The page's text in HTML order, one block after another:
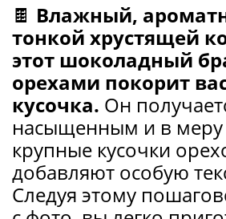
🍫 Влажный,
тонкой хрустящей
этот шоколадный
орехами покорит
кусочка. Он
насыщенным и в меру
крупные кусочки
добавляют особую
Следуя этому